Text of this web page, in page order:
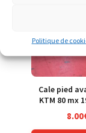
Politique de
Cale pied
KTM 80 mx
1986
8.00